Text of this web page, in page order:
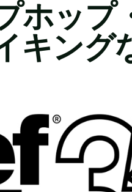
ホッ
キング